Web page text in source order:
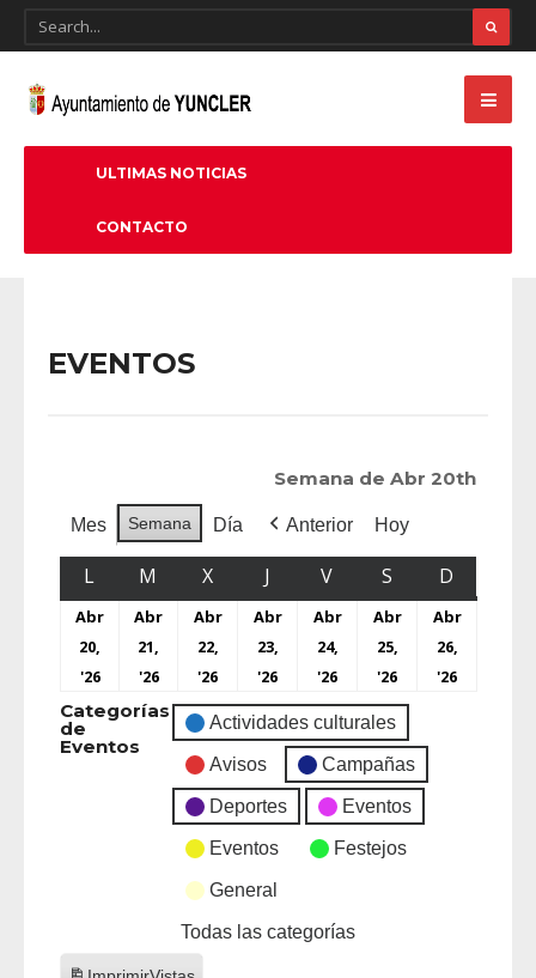
ULTIMAS NOTICIAS
CONTACTO
EVENTOS
Semana de Abr 20th
Mes Semana Día Anterior Hoy
L M X J V S D
Abr
20,
'26
Abr
21,
'26
Abr
22,
'26
Abr
23,
'26
Abr
24,
'26
Abr
25,
'26
Abr
26,
'26
Categorías
de
Eventos
Actividades culturales
Avisos Campañas
Deportes Eventos
Eventos Festejos
General
Todas las categorías